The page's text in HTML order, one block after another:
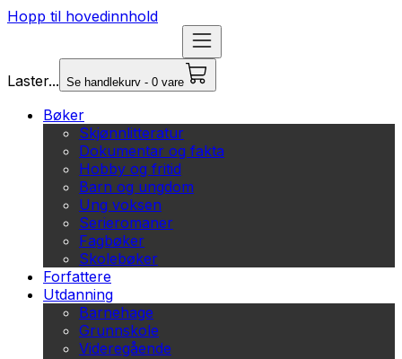
Hopp til hovedinnhold
Laster... Se handlekurv - 0 vare
Bøker
Skjønnlitteratur
Dokumentar og fakta
Hobby og fritid
Barn og ungdom
Ung voksen
Serieromaner
Fagbøker
Skolebøker
Forfattere
Utdanning
Barnehage
Grunnskole
Videregående